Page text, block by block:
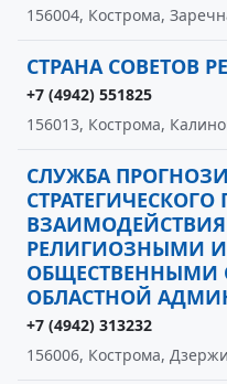
156004, Кострома,
СТРАНА СОВЕТОВ
+7 (4942) 551825
156013, Кострома,
СЛУЖБА
РЕЛИГИОЗНЫМИ
ОБЩЕСТВЕННЫМИ
ОБЛАСТНОЙ
+7 (4942) 313232
156006, Кострома,